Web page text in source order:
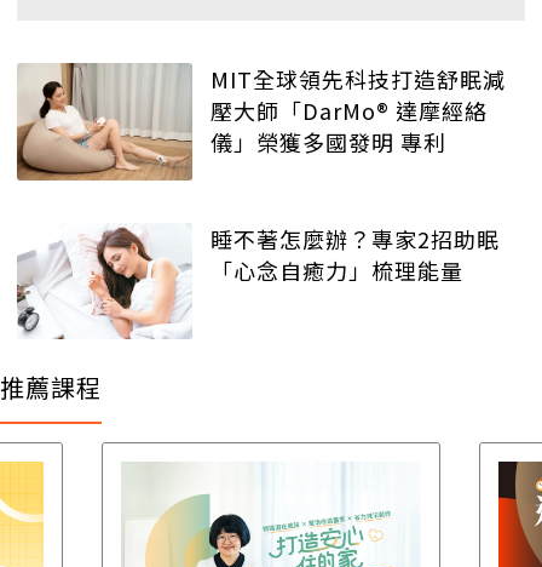
MIT全球領先科技打造舒眠減
壓大師「DarMo® 達摩經絡
儀」榮獲多國發明 專利
睡不著怎麼辦？專家2招助眠
「心念自癒力」梳理能量
推薦課程